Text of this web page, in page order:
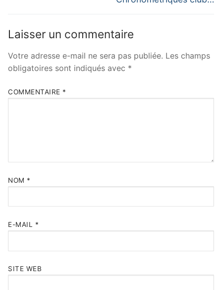
Laisser un commentaire
Votre adresse e-mail ne sera pas publiée. Les champs
obligatoires sont indiqués avec *
COMMENTAIRE *
NOM *
E-MAIL *
SITE WEB